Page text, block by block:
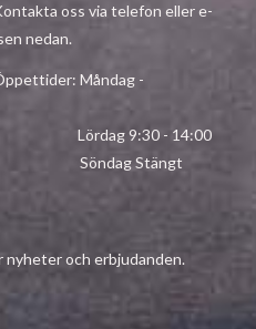
oss via telefon eller e-
nedan.
Måndag -
9:30 - 14:00
Stängt
nyheter och erbjudanden.